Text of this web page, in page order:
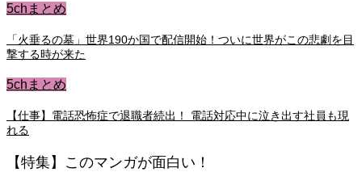
5chまとめ
「火垂るの墓」世界190か国で配信開始！ついに世界がこの悲劇を目
撃する時が来た
5chまとめ
【仕事】電話恐怖症で退職者続出！ 電話対応中に泣き出す社員も現
れる
【特集】このマンガが面白い！